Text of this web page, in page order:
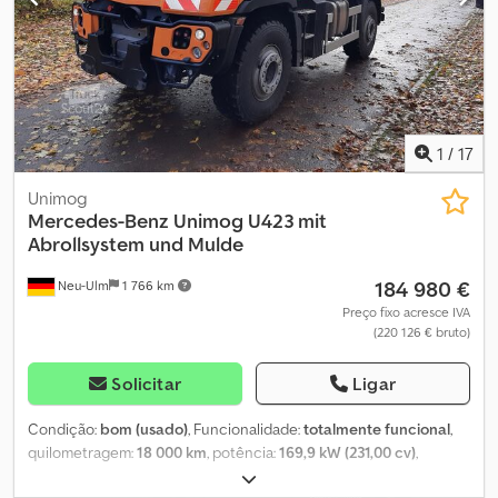
matrícula histórica. Travões, todos os óleos e lubrificantes novos.
Próxima inspeção técnica em junho de 2027. Preço negociável:
25.000 €. Dkedpfx Amszkl Sqetor
1 / 17
Neu-Ulm 1 766 km
Unimog
Mercedes-Benz Unimog U423 mit
Abrollsystem und Mulde
184 980 €
Preço fixo acresce IVA
(220 126 € bruto)
Solicitar Ligar
Condição: bom (usado), Funcionalidade:totalmente funcional,
quilometragem:18 000 km, potência:169,9 kW (231,00 cv),
, tipo de combustível: